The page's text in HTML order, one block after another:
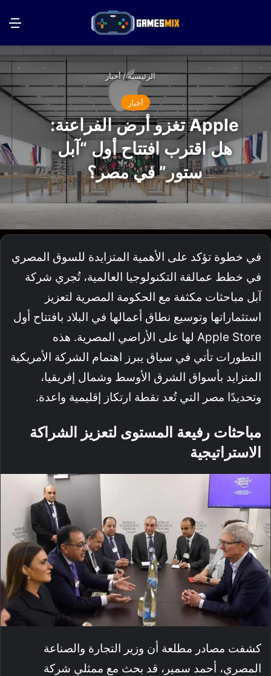
الرئيسية/أخبار
أخبار
Apple تغزو أرض الفراعنة:
هل اقترب افتتاح أول “آبل
ستور” في مصر؟
في خطوة تؤكد على الأهمية المتزايدة للسوق المصري
في خطط عمالقة التكنولوجيا العالمية، تُجري شركة
آبل مباحثات مكثفة مع الحكومة المصرية لتعزيز
استثماراتها وتوسيع نطاق أعمالها في البلاد بافتتاح أول
Apple Store لها على الأراضي المصرية. هذه
التطورات تأتي في سياق يبرز اهتمام الشركة الأمريكية
المتزايد بأسواق الشرق الأوسط وشمال إفريقيا،
وتحديدًا مصر التي تُعد نقطة ارتكاز إقليمية واعدة.
مباحثات رفيعة المستوى لتعزيز الشراكة
الاستراتيجية
كشفت مصادر مطلعة أن وزير التجارة والصناعة
المصري، أحمد سمير، قد بحث مع ممثلي شركة